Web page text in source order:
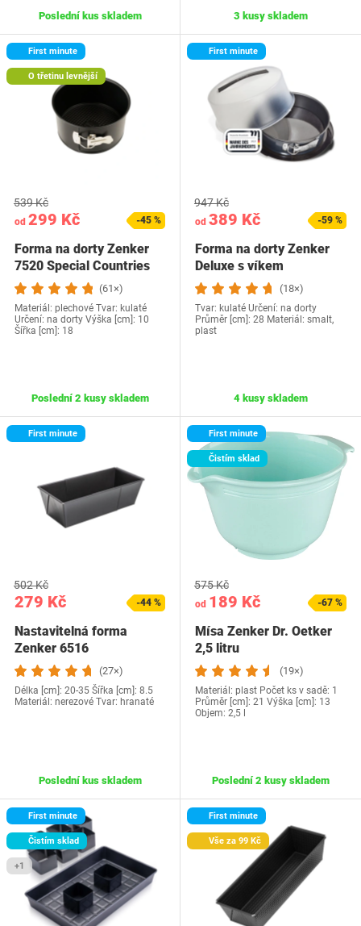
Poslední kus skladem 3 kusy skladem
First minute
O třetinu levnější
od 299 Kč
539 Kč
-45 %
Forma na dorty Zenker
7520 Special Countries
(61×)
Materiál: plechové Tvar: kulaté
Určení: na dorty Výška [cm]: 10
Šířka [cm]: 18
Poslední 2 kusy skladem
First minute
od 389 Kč
947 Kč
-59 %
Forma na dorty Zenker
Deluxe s víkem
(18×)
Tvar: kulaté Určení: na dorty
Průměr [cm]: 28 Materiál: smalt,
plast
4 kusy skladem
First minute
279 Kč
502 Kč
-44 %
Nastavitelná forma
Zenker 6516
(27×)
Délka [cm]: 20-35 Šířka [cm]: 8.5
Materiál: nerezové Tvar: hranaté
Poslední kus skladem
First minute
Čistím sklad
od 189 Kč
575 Kč
-67 %
Mísa Zenker Dr. Oetker
2,5 litru
(19×)
Materiál: plast Počet ks v sadě: 1
Průměr [cm]: 21 Výška [cm]: 13
Objem: 2,5 l
Poslední 2 kusy skladem
First minute
Čistím sklad
+1
First minute
Vše za 99 Kč